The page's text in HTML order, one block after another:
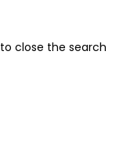
close the search